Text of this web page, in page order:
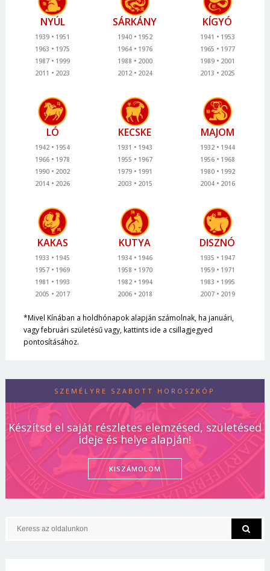
NYÚL
1939
1951
1963
1975
1987
1999
2011
2023
SÁRKÁNY
1940
1952
1964
1976
1988
2000
2012
2024
KÍGYÓ
1941
1953
1965
1977
1989
2001
2013
2025
LÓ
1942
1954
1966
1978
1990
2002
2014
2026
KECSKE
1931
1943
1955
1967
1979
1991
2003
2015
MAJOM
1932
1944
1956
1968
1980
1992
2004
2016
KAKAS
1933
1945
1957
1969
1981
1993
2005
2017
KUTYA
1934
1946
1958
1970
1982
1994
2006
2018
DISZNÓ
1935
1947
1959
1971
1983
1995
2007
2019
*Mivel Kínában a holdhónapok alapján számolnak, ha januári,
vagy februári születésű vagy, kattints ide a csillagjegyed
pontosításához.
SZEMÉLYRE SZABOTT HOROSZKÓP
Készítsd el saját részletes elemzésed, születésed
ideje és helye alapján!
KISZÁMOLOM